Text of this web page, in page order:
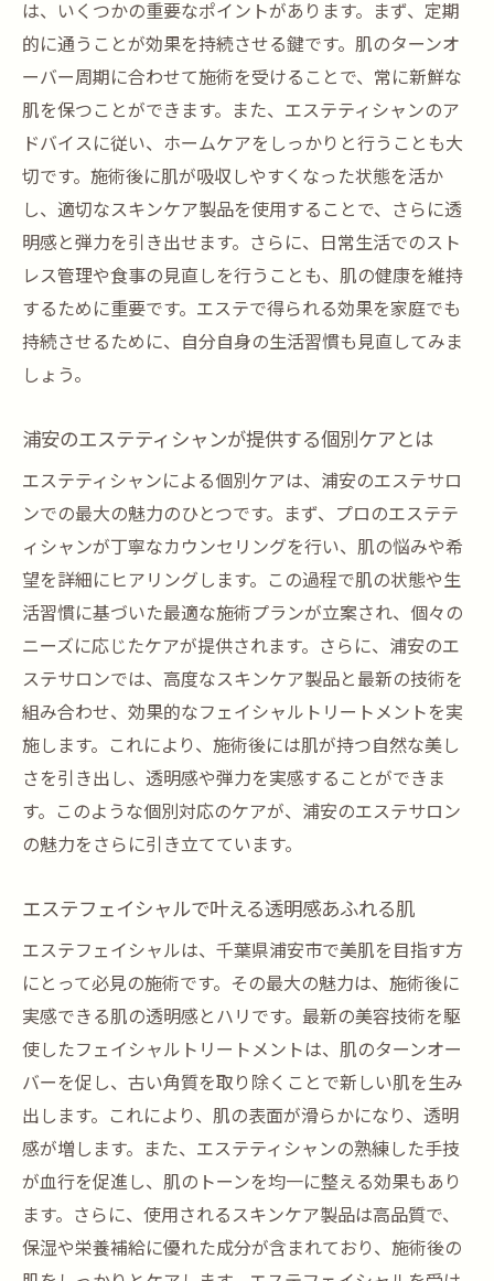
リラクゼーションと美肌効果の両立
心の安らぎを感じるエステの時間
エステティシャンが語る浦安での美肌実現スト
浦安のエステティシャンの経験談
お客様の声から見るエステの効果
フェイシャルエステで変わる肌の物語
エステティシャンによる美肌アドバイス
エステでの成功談と肌の変化
プロが語るエステティックの魅力
エステフェイシャルで実感する肌の透明感
浦安のエステサロンでのビフォーアフター
エステでの変化を実感するためのポイント
透明感を引き出すフェイシャルテクニック
美肌を手に入れるエステサロンの選び方
エステでの施術後の肌ケア方法
エステで心身を癒す浦安のフェイシャル体験と
は
フェイシャルエステで得られる心地よさ
エステティック体験がもたらすメンタルケ
ア
イム
エステの施術が心に与える影響
フェイシャルエステでの自分磨き
浦安のエステが提供する肌のリフレッシュメソ
ッド
最新技術を駆使した浦安のエステメソッド
エステサロンでの肌コンディションアップ
術
プロが教えるエステでの肌リフレッシュ法
エステサロンの肌管理プログラム
は、いくつかの重要なポイントがあります。まず、定期
的に通うことが効果を持続させる鍵です。肌のターンオ
ーバー周期に合わせて施術を受けることで、常に新鮮な
肌を保つことができます。また、エステティシャンのア
ドバイスに従い、ホームケアをしっかりと行うことも大
切です。施術後に肌が吸収しやすくなった状態を活か
し、適切なスキンケア製品を使用することで、さらに透
明感と弾力を引き出せます。さらに、日常生活でのスト
レス管理や食事の見直しを行うことも、肌の健康を維持
するために重要です。エステで得られる効果を家庭でも
持続させるために、自分自身の生活習慣も見直してみま
しょう。
浦安のエステティシャンが提供する個別ケアとは
エステティシャンによる個別ケアは、浦安のエステサロ
ンでの最大の魅力のひとつです。まず、プロのエステテ
ィシャンが丁寧なカウンセリングを行い、肌の悩みや希
望を詳細にヒアリングします。この過程で肌の状態や生
活習慣に基づいた最適な施術プランが立案され、個々の
ニーズに応じたケアが提供されます。さらに、浦安のエ
ステサロンでは、高度なスキンケア製品と最新の技術を
組み合わせ、効果的なフェイシャルトリートメントを実
施します。これにより、施術後には肌が持つ自然な美し
さを引き出し、透明感や弾力を実感することができま
す。このような個別対応のケアが、浦安のエステサロン
の魅力をさらに引き立てています。
エステフェイシャルで叶える透明感あふれる肌
エステフェイシャルは、千葉県浦安市で美肌を目指す方
にとって必見の施術です。その最大の魅力は、施術後に
実感できる肌の透明感とハリです。最新の美容技術を駆
使したフェイシャルトリートメントは、肌のターンオー
バーを促し、古い角質を取り除くことで新しい肌を生み
出します。これにより、肌の表面が滑らかになり、透明
感が増します。また、エステティシャンの熟練した手技
が血行を促進し、肌のトーンを均一に整える効果もあり
ます。さらに、使用されるスキンケア製品は高品質で、
保湿や栄養補給に優れた成分が含まれており、施術後の